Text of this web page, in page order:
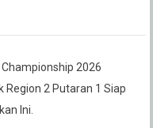
Championship 2026
Region 2 Putaran 1 Siap
Ini.